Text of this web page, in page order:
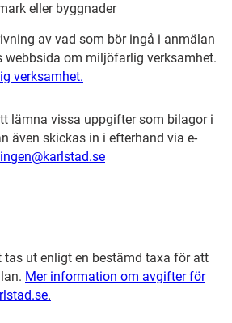
eller byggnader
av vad som bör ingå i anmälan
webbsida om miljöfarlig verksamhet.
verksamhet.
lämna vissa uppgifter som bilagor i
även skickas in i efterhand via e-
tas ut enligt en bestämd taxa för att
Mer information om avgifter för
.